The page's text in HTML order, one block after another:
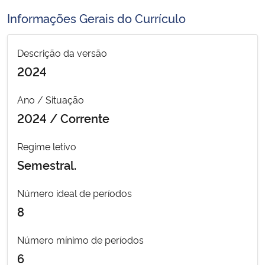
Ministério de Minas e Energia
Ministério da Ciência, Tecnologia, Inovações e Comunicações
Ministério do Turismo
Ministério do Desenvolvimento Regional
Ministério da Mulher, da Família e dos Direitos Humanos
Informações Gerais do Currículo
Descrição da versão
2024
Ano / Situação
2024 / Corrente
Regime letivo
Semestral.
Número ideal de períodos
8
Número mínimo de períodos
6